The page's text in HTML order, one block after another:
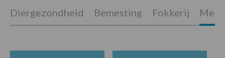
Diergezondheid Bemesting Fokkerij